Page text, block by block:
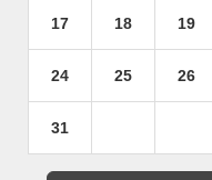
17 18 19
24 25 26
31